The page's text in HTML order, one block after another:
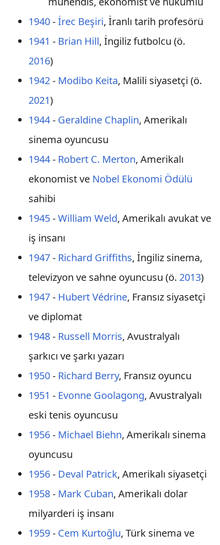
1940-İrec Beşiri, İranlı tarih profesörü
1941 - Brian Hill, İngiliz futbolcu (ö.
2016)
1942- Modibo Keita, Malili siyasetçi (ö.
2021)
1944- Geraldine Chaplin, Amerikalı
sinema oyuncusu
1944- Robert C. Merton, Amerikalı
ekonomist ve Nobel Ekonomi Ödülü
sahibi
1945-William Weld, Amerikalı avukat ve
iş insanı
1947- Richard Griffiths, İngiliz sinema,
televizyon ve sahne oyuncusu (ö. 2013)
1947- Hubert Védrine, Fransız siyasetçi
ve diplomat
1948- Russell Morris, Avustralyalı
şarkıcı ve şarkı yazarı
1950- Richard Berry, Fransız oyuncu
1951 - Evonne Goolagong, Avustralyalı
eski tenis oyuncusu
1956- Michael Biehn, Amerikalı sinema
oyuncusu
1956- Deval Patrick, Amerikalı siyasetçi
1958- Mark Cuban, Amerikalı dolar
milyarderi iş insanı
1959- Cem Kurtoğlu, Türk sinema ve